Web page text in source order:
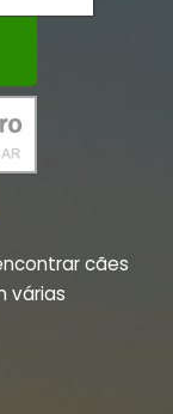
cães
várias